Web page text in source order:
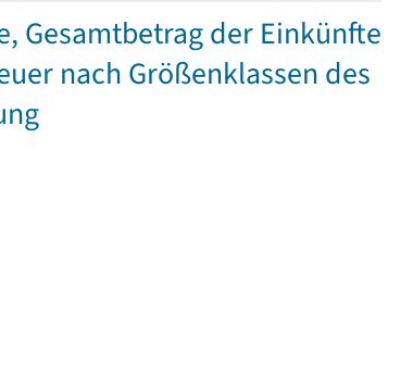
Gesamtbetrag der Einkünfte
nach Größenklassen des